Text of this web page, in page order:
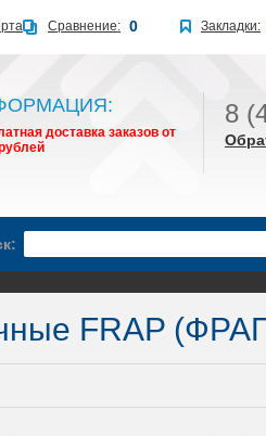
доставка заказов от
8
FRAP
Закладки:
Сравнение: 0